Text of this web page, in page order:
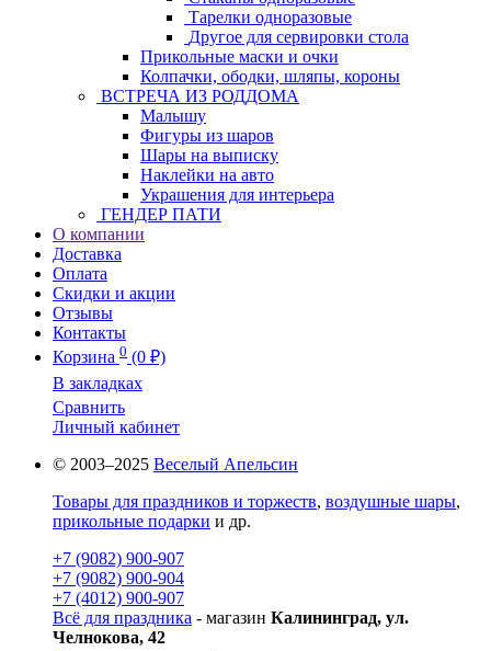
Тарелки одноразовые
Другое для сервировки стола
Прикольные маски и очки
Колпачки, ободки, шляпы, короны
ВСТРЕЧА ИЗ РОДДОМА
Малышу
Фигуры из шаров
Шары на выписку
Наклейки на авто
Украшения для интерьера
ГЕНДЕР ПАТИ
О компании
Доставка
Оплата
Скидки и акции
Отзывы
Контакты
Корзина 0 (0 ₽)
В закладках
Сравнить
Личный кабинет
© 2003–2025 Веселый Апельсин
Товары для праздников и торжеств, воздушные шары,
прикольные подарки и др.
+7 (9082) 900-907
+7 (9082) 900-904
+7 (4012) 900-907
Всё для праздника - магазин Калининград, ул.
Челнокова, 42